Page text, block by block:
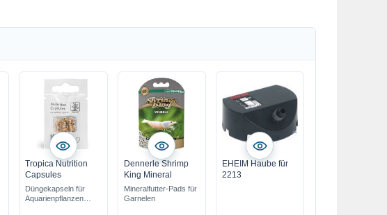
Tropica Nutrition
Capsules
Düngekapseln für
Aquarienpflanzen
Dennerle Shrimp
King Mineral
Mineralfutter-Pads für
Garnelen
EHEIM Haube für
2213